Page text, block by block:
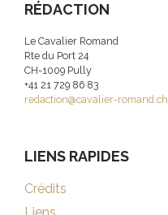
RÉDACTION
Le Cavalier Romand
Rte du Port 24
CH-1009 Pully
+41 21 729 86 83
redaction@cavalier-romand.ch
LIENS RAPIDES
Crédits